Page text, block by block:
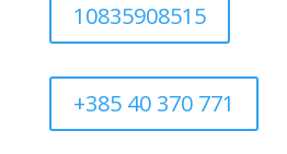
10835908515
+385 40 370 771